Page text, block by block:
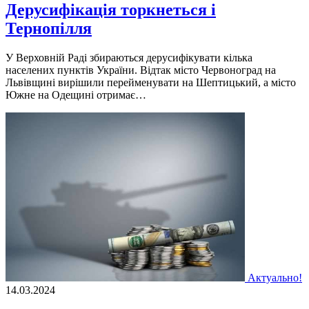
Дерусифікація торкнеться і
Тернопілля
У Верховній Раді збираються дерусифікувати кілька
населених пунктів України. Відтак місто Червоноград на
Львівщині вирішили перейменувати на Шептицький, а місто
Южне на Одещині отримає…
Актуально!
14.03.2024